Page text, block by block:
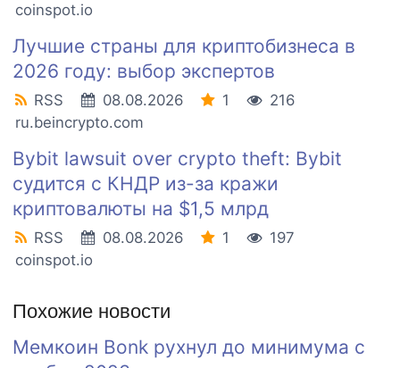
coinspot.io
Лучшие страны для криптобизнеса в
2026 году: выбор экспертов
RSS 08.08.2026 1
216
ru.beincrypto.com
Bybit lawsuit over crypto theft: Bybit
судится с КНДР из-за кражи
криптовалюты на $1,5 млрд
RSS 08.08.2026 1
197
coinspot.io
Похожие новости
Мемкоин Bonk рухнул до минимума с